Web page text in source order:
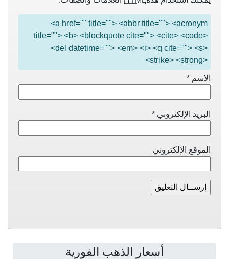
<a href="" title=""> <abbr title=""> <acronym
title=""> <b> <blockquote cite=""> <cite> <code>
<del datetime=""> <em> <i> <q cite=""> <s>
<strike> <strong>
الاسم *
البريد الإلكتروني *
الموقع الإلكتروني
أسعار الذهب الفورية